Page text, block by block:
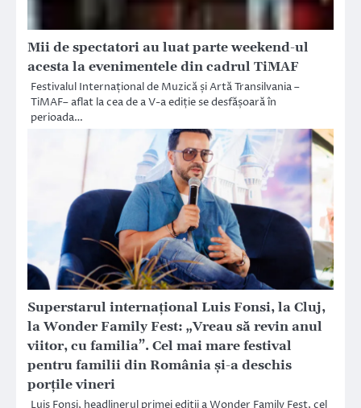
Mii de spectatori au luat parte weekend-ul
acesta la evenimentele din cadrul TiMAF
Festivalul Internațional de Muzică și Artă Transilvania –
TiMAF– aflat la cea de a V-a ediție se desfășoară în
perioada…
Superstarul internațional Luis Fonsi, la Cluj,
la Wonder Family Fest: „Vreau să revin anul
viitor, cu familia”. Cel mai mare festival
pentru familii din România și-a deschis
porțile vineri
Luis Fonsi, headlinerul primei ediții a Wonder Family Fest, cel